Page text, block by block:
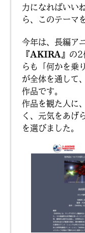
力になればいい
ら、このテーマ
今年は、長編ア
『AKIRA』 の2
らも「何かを乗
が全体を通して
作品です。
作品を観た人に
く、元気をあげ
を選びました。